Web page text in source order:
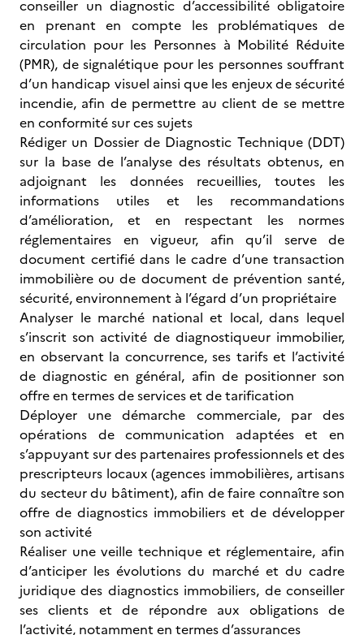
conseiller un diagnostic d’accessibilité obligatoire
en prenant en compte les problématiques de
circulation pour les Personnes à Mobilité Réduite
(PMR), de signalétique pour les personnes souffrant
d’un handicap visuel ainsi que les enjeux de sécurité
incendie, afin de permettre au client de se mettre
en conformité sur ces sujets
Rédiger un Dossier de Diagnostic Technique (DDT)
sur la base de l’analyse des résultats obtenus, en
adjoignant les données recueillies, toutes les
informations utiles et les recommandations
d’amélioration, et en respectant les normes
réglementaires en vigueur, afin qu’il serve de
document certifié dans le cadre d’une transaction
immobilière ou de document de prévention santé,
sécurité, environnement à l’égard d’un propriétaire
Analyser le marché national et local, dans lequel
s’inscrit son activité de diagnostiqueur immobilier,
en observant la concurrence, ses tarifs et l’activité
de diagnostic en général, afin de positionner son
offre en termes de services et de tarification
Déployer une démarche commerciale, par des
opérations de communication adaptées et en
s’appuyant sur des partenaires professionnels et des
prescripteurs locaux (agences immobilières, artisans
du secteur du bâtiment), afin de faire connaître son
offre de diagnostics immobiliers et de développer
son activité
Réaliser une veille technique et réglementaire, afin
d’anticiper les évolutions du marché et du cadre
juridique des diagnostics immobiliers, de conseiller
ses clients et de répondre aux obligations de
l’activité, notamment en termes d’assurances